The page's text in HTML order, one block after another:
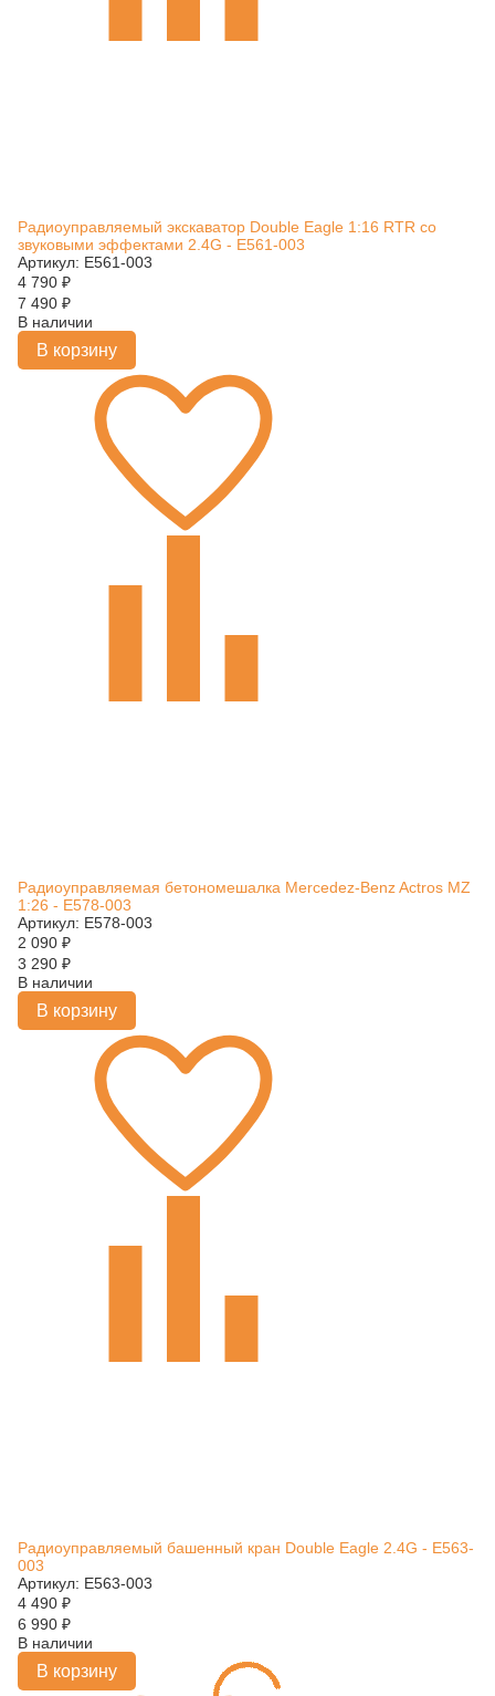
Радиоуправляемый экскаватор Double Eagle 1:16 RTR со
звуковыми эффектами 2.4G - E561-003
Артикул: E561-003
4 790 ₽
7 490 ₽
В наличии
В корзину
Радиоуправляемая бетономешалка Mercedez-Benz Actros MZ
1:26 - E578-003
Артикул: E578-003
2 090 ₽
3 290 ₽
В наличии
В корзину
Радиоуправляемый башенный кран Double Eagle 2.4G - E563-
003
Артикул: E563-003
4 490 ₽
6 990 ₽
В наличии
В корзину